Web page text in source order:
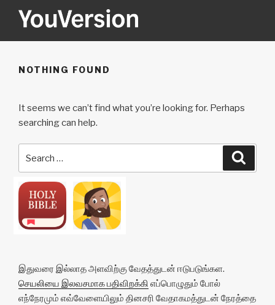
YOUVERSION
NOTHING FOUND
It seems we can’t find what you’re looking for. Perhaps
searching can help.
இதுவரை இல்லாத அளவிற்கு வேதத்துடன் ஈடுபடுங்கள.
செயலியை இலவசமாக பதிவிறக்கி எப்பொழுதும் போல்
எந்நேரமும் எவ்வேளையிலும் தினசரி வேதாகமத்துடன் நேரத்தை